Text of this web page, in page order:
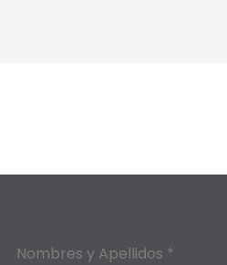
Nombres y Apellidos *